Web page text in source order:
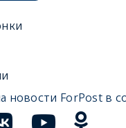
новости ForPost в